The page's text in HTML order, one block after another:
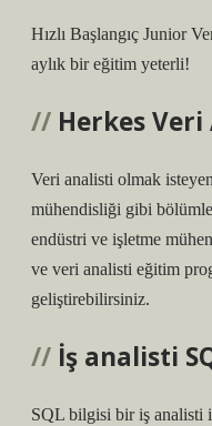
Hızlı Başlangıç ​​Junior
aylık bir eğitim yeterli!
Herkes
Veri analisti olmak
mühendisliği gibi
endüstri ve işletme
ve veri analisti eğitim
geliştirebilirsiniz.
İş analisti
SQL bilgisi bir iş analisti